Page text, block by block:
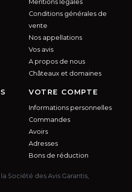
Mentions légales
Conditions générales de
vente
Nos appellations
Vos avis
A propos de nous
Châteaux et domaines
VOTRE COMPTE
Informations personnelles
Commandes
Avoirs
Adresses
Bons de réduction
Société des Avis Garantis,